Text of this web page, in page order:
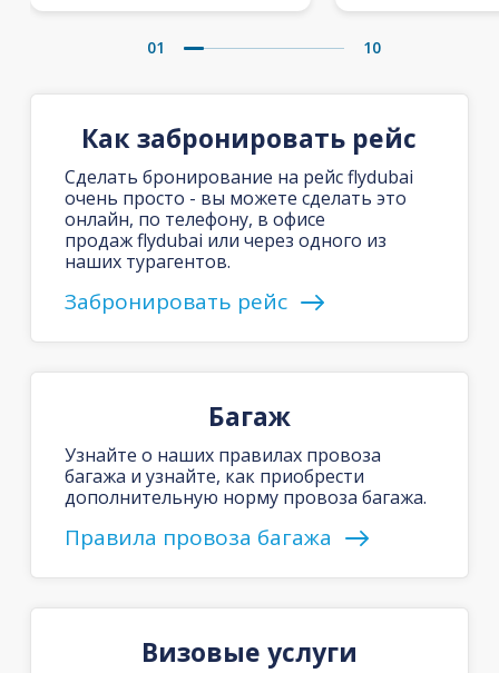
01 10
Как забронировать рейс
Сделать бронирование на рейс flydubai
очень просто - вы можете сделать это
онлайн, по телефону, в офисе
продаж flydubai или через одного из
наших турагентов.
Забронировать рейс
Багаж
Узнайте о наших правилах провоза
багажа и узнайте, как приобрести
дополнительную норму провоза багажа.
Правила провоза багажа
Визовые услуги